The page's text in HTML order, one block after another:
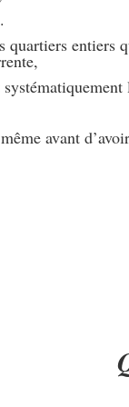
quartiers entiers
avant